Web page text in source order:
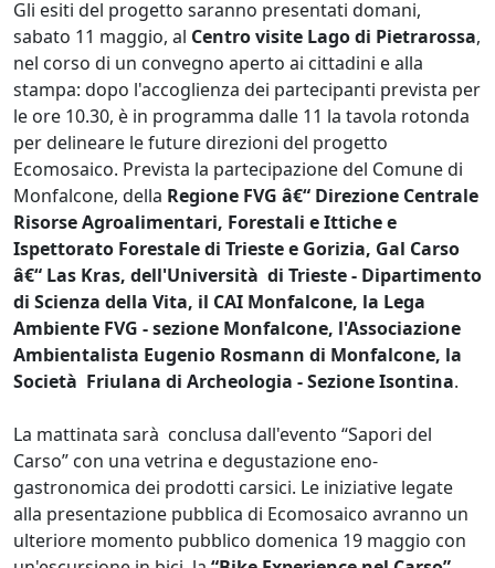
Gli esiti del progetto saranno presentati domani,
sabato 11 maggio, al Centro visite Lago di Pietrarossa,
nel corso di un convegno aperto ai cittadini e alla
stampa: dopo l'accoglienza dei partecipanti prevista per
le ore 10.30, è in programma dalle 11 la tavola rotonda
per delineare le future direzioni del progetto
Ecomosaico. Prevista la partecipazione del Comune di
Monfalcone, della Regione FVG â€“ Direzione Centrale
Risorse Agroalimentari, Forestali e Ittiche e
Ispettorato Forestale di Trieste e Gorizia, Gal Carso
â€“ Las Kras, dell'Università di Trieste - Dipartimento
di Scienza della Vita, il CAI Monfalcone, la Lega
Ambiente FVG - sezione Monfalcone, l'Associazione
Ambientalista Eugenio Rosmann di Monfalcone, la
Società Friulana di Archeologia - Sezione Isontina.
La mattinata sarà conclusa dall'evento “Sapori del
Carso” con una vetrina e degustazione eno-
gastronomica dei prodotti carsici. Le iniziative legate
alla presentazione pubblica di Ecomosaico avranno un
ulteriore momento pubblico domenica 19 maggio con